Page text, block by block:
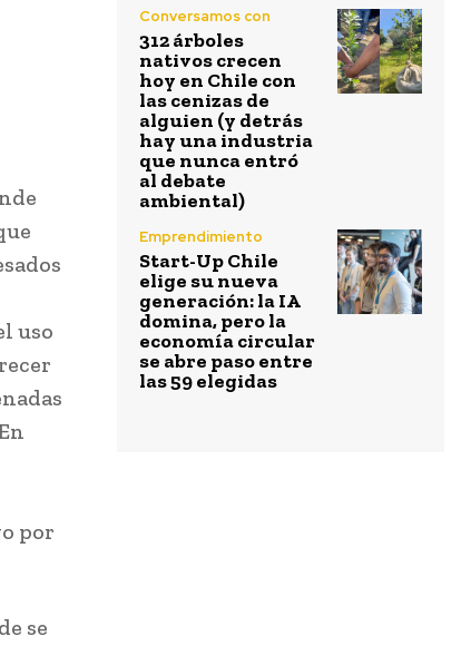
uso
por
se
Conversamos con
312 árboles
nativos crecen
hoy en Chile con
las cenizas de
alguien (y detrás
hay una industria
que nunca entró
al debate
ambiental)
Emprendimiento
Start-Up Chile
elige su nueva
generación: la IA
domina, pero la
economía circular
se abre paso entre
las 59 elegidas